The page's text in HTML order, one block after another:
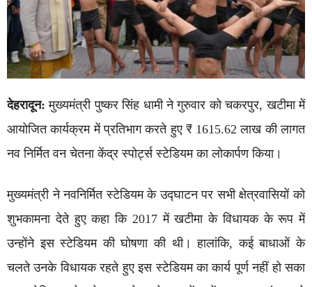
देहरादून:मुख्यमंत्री पुष्कर सिंह धामी ने गुरुवार को चकरपुर, खटीमा में
आयोजित कार्यक्रम में प्रतिभाग करते हुए ₹ 1615.62 लाख की लागत
नव निर्मित वन चेतना केंद्र स्पोर्ट्स स्टेडियम का लोकार्पण किया।
मुख्यमंत्री ने नवनिर्मित स्टेडियम के उद्घाटन पर सभी क्षेत्रवासियों को
शुभकामना देते हुए कहा कि 2017 में खटीमा के विधायक के रूप में
उन्होंने इस स्टेडियम की घोषणा की थी। हालांकि, कई बाधाओं के
चलते उनके विधायक रहते हुए इस स्टेडियम का कार्य पूर्ण नहीं हो सका